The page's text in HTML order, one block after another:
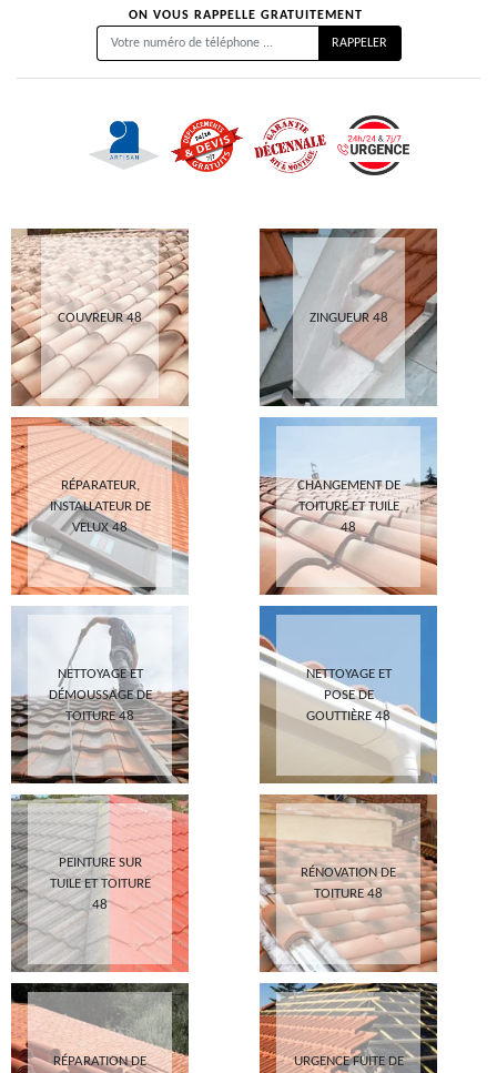
ON VOUS RAPPELLE GRATUITEMENT
COUVREUR 48 ZINGUEUR 48
RÉPARATEUR,
INSTALLATEUR DE
VELUX 48
CHANGEMENT DE
TOITURE ET TUILE
48
NETTOYAGE ET
DÉMOUSSAGE DE
TOITURE 48
NETTOYAGE ET
POSE DE
GOUTTIÈRE 48
PEINTURE SUR
TUILE ET TOITURE
48
RÉNOVATION DE
TOITURE 48
RÉPARATION DE
URGENCE FUITE DE